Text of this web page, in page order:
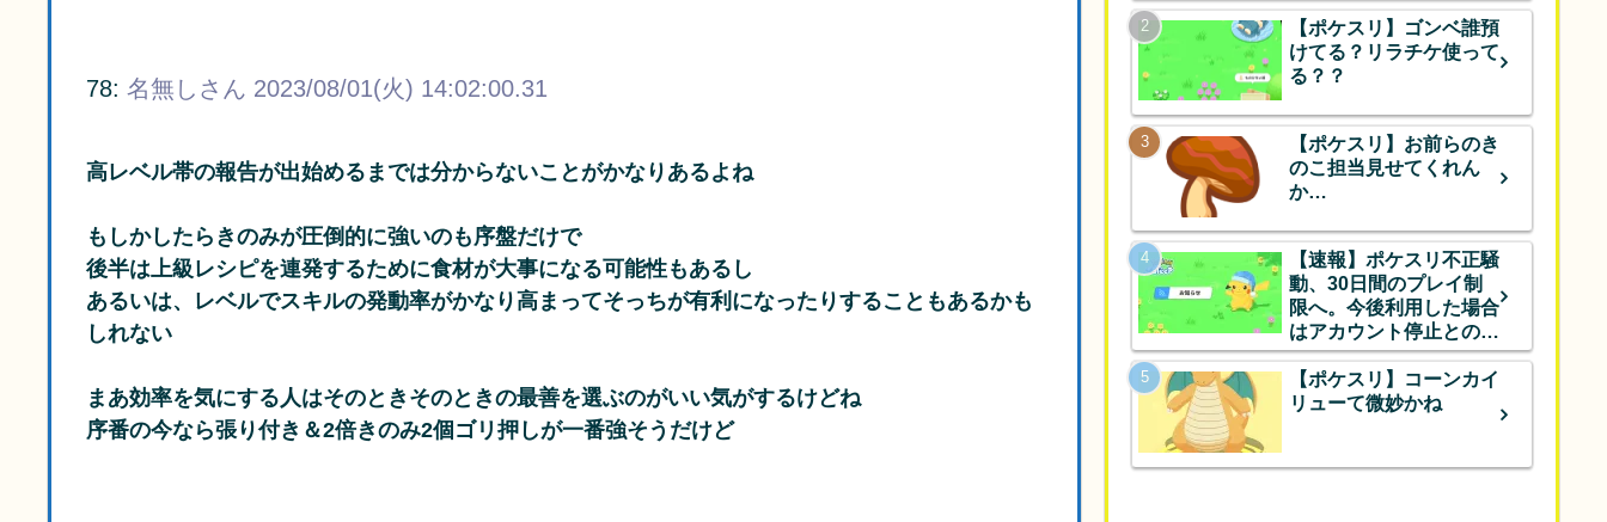
78: 名無しさん 2023/08/01(火) 14:02:00.31
高レベル帯の報告が出始めるまでは分からないことがかなりあるよね
もしかしたらきのみが圧倒的に強いのも序盤だけで
後半は上級レシピを連発するために食材が大事になる可能性もあるし
あるいは、レベルでスキルの発動率がかなり高まってそっちが有利になったりすることもあるかも
しれない
まあ効率を気にする人はそのときそのときの最善を選ぶのがいい気がするけどね
序番の今なら張り付き＆2倍きのみ2個ゴリ押しが一番強そうだけど
【ポケスリ】ゴンベ誰預
けてる？リラチケ使って
る？？
【ポケスリ】お前らのき
のこ担当見せてくれん
か…
【速報】ポケスリ不正騒
動、30日間のプレイ制
限へ。今後利用した場合
はアカウント停止とのこ
と
【ポケスリ】コーンカイ
リューて微妙かね